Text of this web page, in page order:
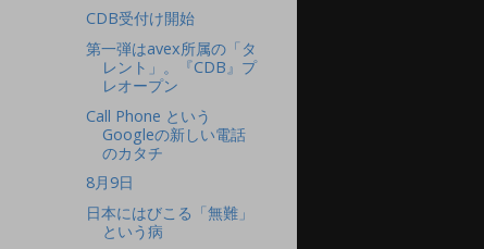
CDB受付け開始
第一弾はavex所属の「タ
レント」。『CDB』プ
レオープン
Call Phone という
Googleの新しい電話
のカタチ
8月9日
日本にはびこる「無難」
という病